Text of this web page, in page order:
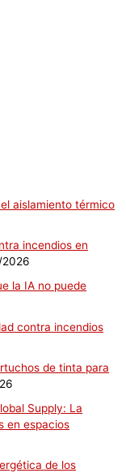
aislamiento térmico
incendios en
la IA no puede
contra incendios
de tinta para
Supply: La
en espacios
de los